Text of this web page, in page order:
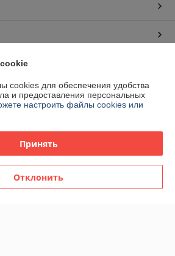
Deal.by
ИП Матюк Станислав Сергеевич
Перекопская 14-90
ЕГР: 391428121
cookies для обеспечения удобства
и предоставления персональных
настроить файлы cookies или
Принять
Отклонить